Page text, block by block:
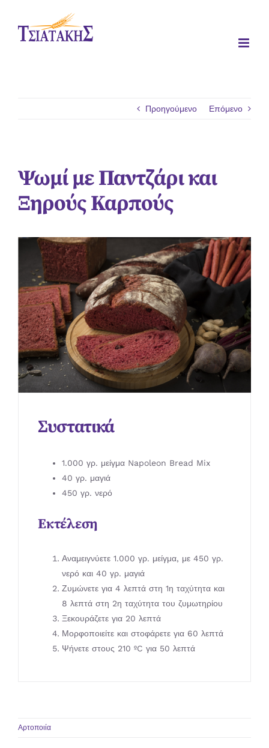
περιεχόμενο
Προηγούμενο Επόμενο
Ψωμί με Παντζάρι και
Ξηρούς Καρπούς
Συστατικά
1.000 γρ. μείγμα Napoleon Bread Mix
40 γρ. μαγιά
450 γρ. νερό
Εκτέλεση
Αναμειγνύετε 1.000 γρ. μείγμα, με 450 γρ.
νερό και 40 γρ. μαγιά
Ζυμώνετε για 4 λεπτά στη 1η ταχύτητα και
8 λεπτά στη 2η ταχύτητα του ζυμωτηρίου
Ξεκουράζετε για 20 λεπτά
Μορφοποιείτε και στοφάρετε για 60 λεπτά
Ψήνετε στους 210 ºC για 50 λεπτά
Αρτοποιία